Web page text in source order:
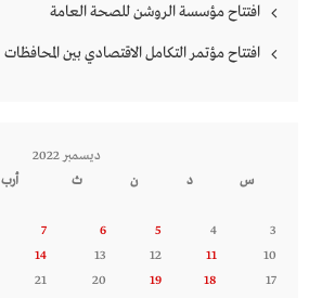
افتتاح مؤسسة الروشن للصحة العامة
افتتاح مؤتمر التكامل الاقتصادي بين المحافظات
ديسمبر 2022
س
د ن ث أرب
3
4
5
6
7
10
11
12
13
14
17
18
19
20
21